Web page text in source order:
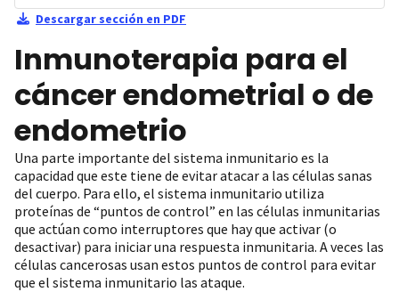
Descargar sección en PDF
Inmunoterapia para el
cáncer endometrial o de
endometrio
Una parte importante del sistema inmunitario es la
capacidad que este tiene de evitar atacar a las células sanas
del cuerpo. Para ello, el sistema inmunitario utiliza
proteínas de “puntos de control” en las células inmunitarias
que actúan como interruptores que hay que activar (o
desactivar) para iniciar una respuesta inmunitaria. A veces las
células cancerosas usan estos puntos de control para evitar
que el sistema inmunitario las ataque.